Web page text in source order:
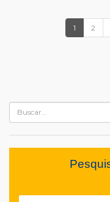
1 2